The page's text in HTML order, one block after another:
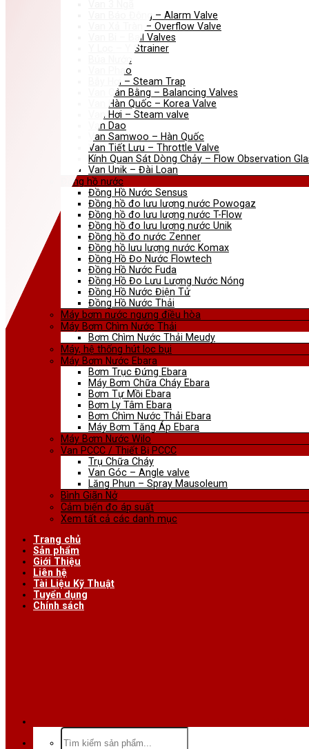
Van Báo Động – Alarm Valve
Van Xả Tràn – Overflow Valve
Van Bi – Ball Valves
Y Lọc – Y Strainer
Búa Nước
Van Phao
Bẫy Hơi – Steam Trap
Van Cân Bằng – Balancing Valves
Van Hàn Quốc – Korea Valve
Van Hơi – Steam valve
Van Dao
Van Samwoo – Hàn Quốc
Van Tiết Lưu – Throttle Valve
Kính Quan Sát Dòng Chảy – Flow Observation
Van Unik – Đài Loan
Đồng hồ nước
Đồng Hồ Nước Sensus
Đồng hồ đo lưu lượng nước Powogaz
Đồng hồ đo lưu lượng nước T-Flow
Đồng hồ đo lưu lượng nước Unik
Đồng hồ đo nước Zenner
Đồng hồ lưu lượng nước Komax
Đồng Hồ Đo Nước Flowtech
Đồng Hồ Nước Fuda
Đồng Hồ Đo Lưu Lượng Nước Nóng
Đồng Hồ Nước Điện Tử
Đồng Hồ Nước Thải
Máy bơm nước ngưng điều hòa
Máy Bơm Chìm Nước Thải
Bơm Chìm Nước Thải Meudy
Máy, hệ thống hút lọc bụi
Máy Bơm Nước Ebara
Bơm Trục Đứng Ebara
Máy Bơm Chữa Cháy Ebara
Bơm Tự Mồi Ebara
Bơm Ly Tâm Ebara
Bơm Chìm Nước Thải Ebara
Máy Bơm Tăng Áp Ebara
Máy Bơm Nước Wilo
Van PCCC / Thiết Bị PCCC
Trụ Chữa Cháy
Van Góc – Angle valve
Lăng Phun – Spray Mausoleum
Bình Giãn Nở
Cảm biến đo áp suất
Xem tất cả các danh mục
Trang chủ
Sản phẩm
Giới Thiệu
Liên hệ
Tài Liệu Kỹ Thuật
Tuyển dụng
Chính sách
Tìm
kiếm: